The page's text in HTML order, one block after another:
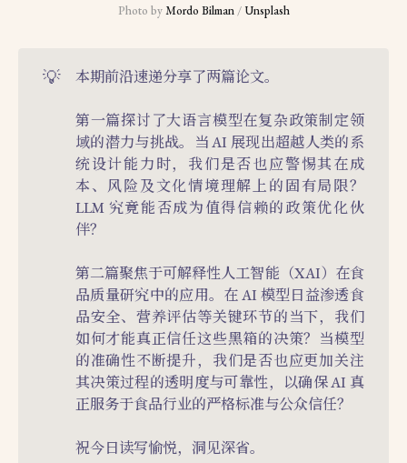
Photo by Mordo Bilman / Unsplash
💡 本期前沿速递分享了两篇论文。
第一篇探讨了大语言模型在复杂政策制定领
域的潜力与挑战。当 AI 展现出超越人类的系
统设计能力时，我们是否也应警惕其在成
本、风险及文化情境理解上的固有局限？
LLM 究竟能否成为值得信赖的政策优化伙
伴？
第二篇聚焦于可解释性人工智能（XAI）在食
品质量研究中的应用。在 AI 模型日益渗透食
品安全、营养评估等关键环节的当下，我们
如何才能真正信任这些黑箱的决策？当模型
的准确性不断提升，我们是否也应更加关注
其决策过程的透明度与可靠性，以确保 AI 真
正服务于食品行业的严格标准与公众信任？
祝今日读写愉悦，洞见深省。